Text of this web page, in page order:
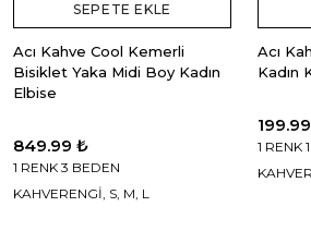
SEPETE EKLE
Acı Kahve Cool Kemerli
Bisiklet Yaka Midi Boy Kadın
Elbise
849.99 ₺
1 RENK 3 BEDEN
KAHVERENGİ, S, M, L
Acı
Kadın
1 RENK